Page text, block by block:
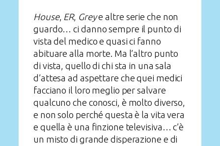
House, ER, Greye altre serie che non
guardo… ci danno sempre il punto di
vista del medico e quasi ci fanno
abituare alla morte. Ma l’altro punto
di vista, quello di chi sta in una sala
d’attesa ad aspettare che quei medici
facciano il loro meglio per salvare
qualcuno che conosci, è molto diverso,
e non solo perché questa è la vita vera
e quella è una finzione televisiva… c’è
un misto di grande disperazione e di